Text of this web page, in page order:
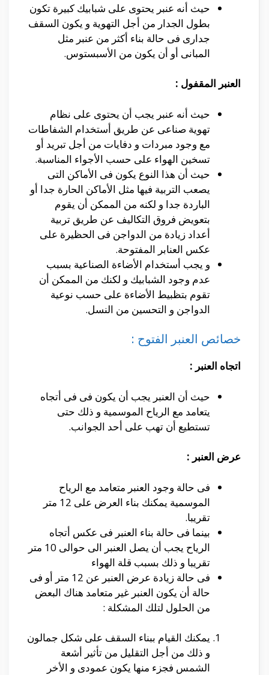
حيث أنه عنبر يحتوى على شبابيك كبيرة تكون
بطول الجدار من أجل التهوية و يكون السقف
جدارى فى حالة بناء أكثر من عنبر مثل
المبانى أو أن يكون من الأسبستوس.
العنبر المقفول :
حيث أنه عنبر يجب أن يحتوى على نظام
تهوية صناعى عن طريق أستخدام الشفاطات
مع وجود مبردات و دفايات من أجل تبريد أو
تسخين الهواء على حسب الأجواء المناسبة.
حيث أن هذا النوع يكون فى الأماكن التى
يصعب التربية فيها مثل الأماكن الحارة جدا أو
الباردة جدا و لكنه من الممكن أن يقوم
بتعويض فروق التكاليف عن طريق تربية
أعداد زيادة من الدواجن فى الحظيرة على
عكس العنابر المفتوحة.
و يجب أستخدام الأضاءة الصناعية بسبب
عدم وجود الشبابيك و لكنك من الممكن أن
تقوم بتظبيط الأضاءة على حسب نوعية
الدواجن و التحسين من النسل.
خصائص العنبر الفتوح :
اتجاه العنبر :
حيث أن العنبر يجب أن يكون فى فى أتجاه
يتعامد مع الرياح الموسمية و ذلك حتى
تستطيع أن تهب على أحد الجوانب.
عرض العنبر :
فى حالة وجود العنبر متعامد مع الرياح
الموسمية يمكنك بناء العرض على 12 متر
تقريبا.
بينما فى حالة بناء العنبر فى عكس أتجاه
الرياح يجب أن يصل العنبر الى حوالى 10 متر
تقريبا و ذلك بسبب قلة الهواء
فى حالة زيادة عرض العنبر عن 12 متر أو فى
حالة أن يكون العنبر غير متعامد هناك البعض
من الحلول لتلك المشكلة :
يمكنك القيام ببناء السقف على شكل جمالون
و ذلك من أجل التقليل من تأثير أشعة
الشمس فجزء منها يكون عمودى و الأخر